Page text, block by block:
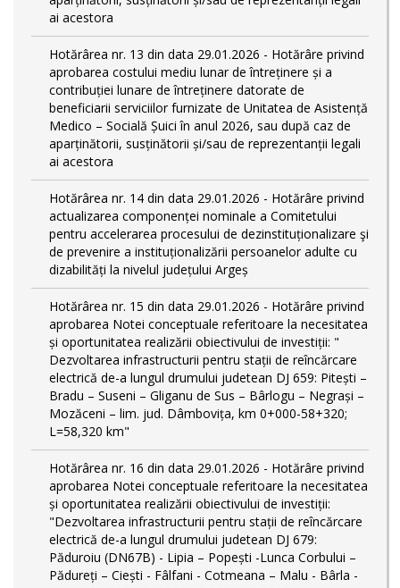
ai acestora
Hotărârea nr. 13 din data 29.01.2026 - Hotărâre privind
aprobarea costului mediu lunar de întreținere și a
contribuției lunare de întreținere datorate de
beneficiarii serviciilor furnizate de Unitatea de Asistență
Medico – Socială Șuici în anul 2026, sau după caz de
aparținătorii, susținătorii și/sau de reprezentanții legali
ai acestora
Hotărârea nr. 14 din data 29.01.2026 - Hotărâre privind
actualizarea componenței nominale a Comitetului
pentru accelerarea procesului de dezinstituționalizare şi
de prevenire a instituționalizării persoanelor adulte cu
dizabilități la nivelul județului Argeș
Hotărârea nr. 15 din data 29.01.2026 - Hotărâre privind
aprobarea Notei conceptuale referitoare la necesitatea
și oportunitatea realizării obiectivului de investiții: "
Dezvoltarea infrastructurii pentru stații de reîncărcare
electrică de-a lungul drumului judetean DJ 659: Pitești –
Bradu – Suseni – Gliganu de Sus – Bârlogu – Negrași –
Mozăceni – lim. jud. Dâmbovița, km 0+000-58+320;
L=58,320 km"
Hotărârea nr. 16 din data 29.01.2026 - Hotărâre privind
aprobarea Notei conceptuale referitoare la necesitatea
și oportunitatea realizării obiectivului de investiții:
"Dezvoltarea infrastructurii pentru stații de reîncărcare
electrică de-a lungul drumului judetean DJ 679:
Păduroiu (DN67B) - Lipia – Popești -Lunca Corbului –
Pădureți – Ciești - Fâlfani - Cotmeana – Malu - Bârla -